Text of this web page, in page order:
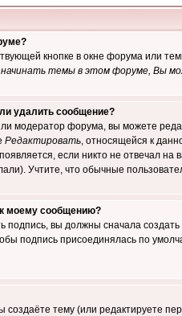
кнопке в окне форума или
темы в этом форуме, Вы
удалить сообщение?
модератор форума, вы можете
Редактировать, относящейся к
если никто не отвечал
Учтите, что обычные
к моему сообщению?
подпись, вы должны сначала
подпись присоединялась по
создаёте тему (или редактируете